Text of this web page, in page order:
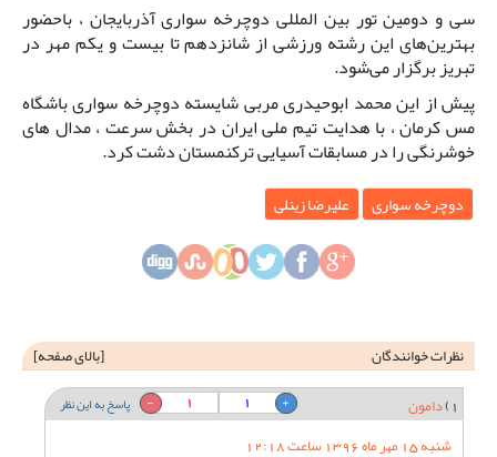
سی و دومین تور بین المللی دوچرخه سواری آذربایجان ، باحضور
بهترین‌های این رشته ورزشی از شانزدهم تا بیست و یکم مهر در
تبریز برگزار می‌شود.
پیش از این محمد ابوحیدری مربی شایسته دوچرخه سواری باشگاه
مس کرمان ، با هدایت تیم ملی ایران در بخش سرعت ، مدال های
خوشرنگی را در مسابقات آسیایی ترکنمستان دشت کرد.
دوچرخه سواری علیرضا زینلی
نظرات خوانندگان [بالای صفحه]
1) دامون پاسخ به این نظر 1
1
شنبه 15 مهر ماه 1396 ساعت 12:18